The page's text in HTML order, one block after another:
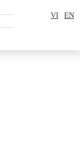
VI EN